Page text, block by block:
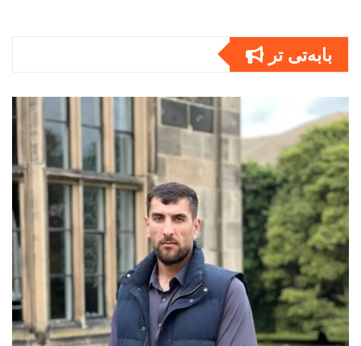
بابەتى تر